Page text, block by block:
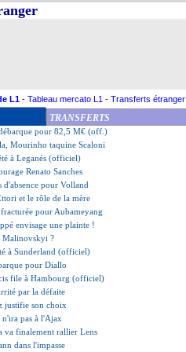
L1 - Tableau mercato L1 - Transferts étranger
TRANSFERTS
ukrainienne en approche
Strasbourg ?
détails du transfert
pour 82,5 M€ (off.)
Mourinho taquine Scaloni
à Leganés (officiel)
Renato Sanches
d'absence pour Volland
et le rôle de la mère
pour Aubameyang
envisage une plainte !
Malinovskyi ?
à Sunderland (officiel)
pour Diallo
file à Hambourg (officiel)
par la défaite
justifie son choix
n'ira pas à l'Ajax
va finalement rallier Lens
dans l'impasse